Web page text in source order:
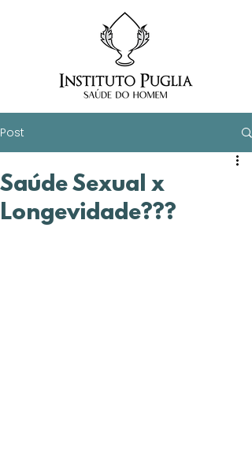
Post
Saúde Sexual x
Longevidade???